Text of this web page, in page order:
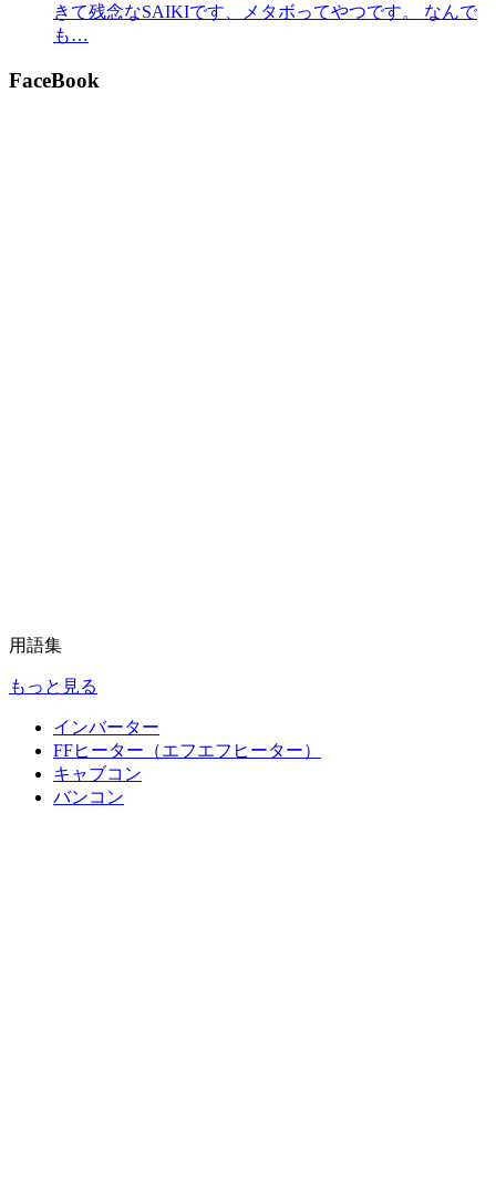
きて残念なSAIKIです、メタボってやつです。 なんで
も…
FaceBook
用語集
もっと見る
インバーター
FFヒーター（エフエフヒーター）
キャブコン
バンコン